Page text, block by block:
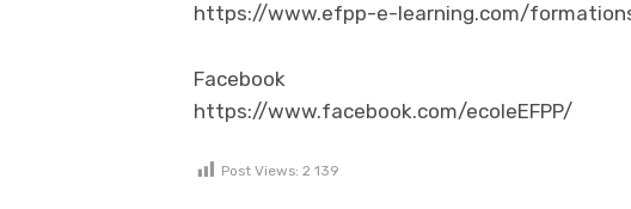
https://www.efpp-e-learning.com/
Facebook
https://www.facebook.com/ecoleEFPP/
Post Views: 2 139